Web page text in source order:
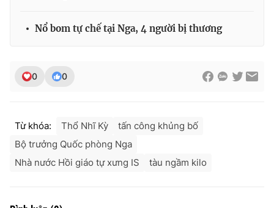
VTV Money VTV Thể thao
VTV4 Vươn mình bằng AI
VTV9 VTV8
Liên hệ tòa soạn
Nổ bom tự chế tại Nga, 4 người bị thương
0 0
Từ khóa: Thổ Nhĩ Kỳ
tấn công khủng bố
Bộ trưởng Quốc phòng Nga
Nhà nước Hồi giáo tự xưng IS
tàu ngầm kilo